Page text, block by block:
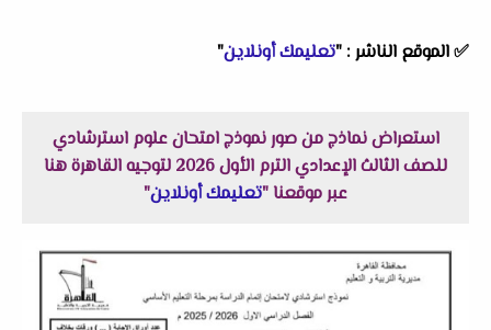
✅الموقع الناشر : "تعليمك أونلاين"
استعراض نماذج من صور نموذج امتحان علوم استرشادي
للصف الثالث الإعدادي الترم الأول 2026 لتوجيه القاهرة هنا
عبر موقعنا "تعليمك أونلاين"